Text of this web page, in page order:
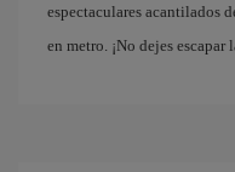
espectaculares acantilados
en metro. ¡No dejes escapar